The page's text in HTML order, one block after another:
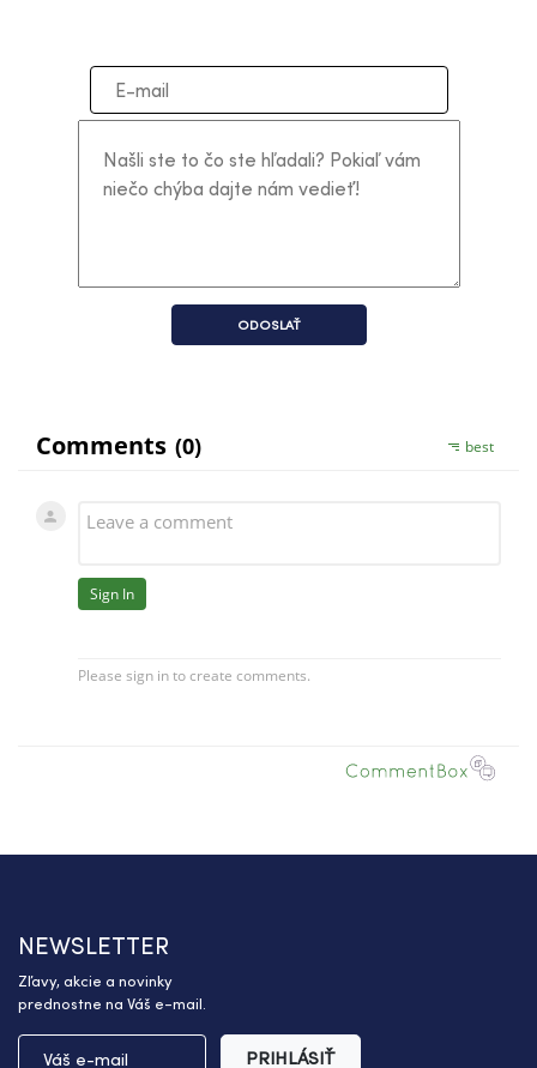
ODOSLAŤ
NEWSLETTER
Zľavy, akcie a novinky
prednostne na Váš e-mail.
PRIHLÁSIŤ